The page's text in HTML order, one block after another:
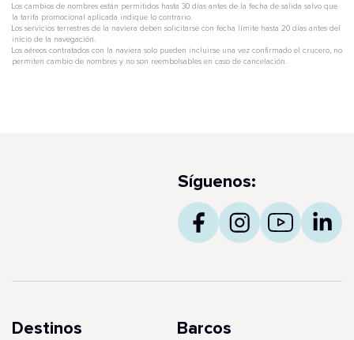
Los cambios de nombres están permitidos hasta 30 días antes de la fecha de salida salvo que
la tarifa promocional aplicada indique lo contrario.
Los servicios terrestres de la naviera deben solicitarse con fecha límite hasta 20 días antes del
inicio de la navegación.
Los aéreos contratados con la naviera solo pueden incluirse una vez confirmado el crucero, no
permiten cambio de nombres y no son reembolsables en caso de cancelación.
Síguenos:
Destinos Barcos